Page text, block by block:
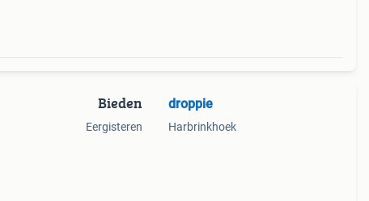
Bieden
Eergisteren
droppie
Harbrinkhoek